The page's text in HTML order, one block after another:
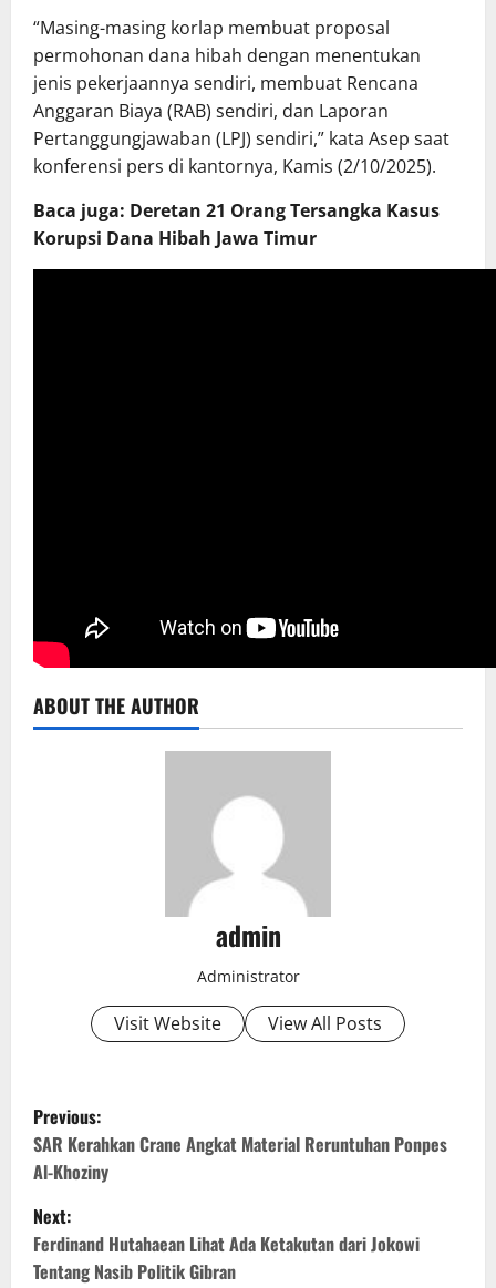
“Masing-masing korlap membuat proposal
permohonan dana hibah dengan menentukan
jenis pekerjaannya sendiri, membuat Rencana
Anggaran Biaya (RAB) sendiri, dan Laporan
Pertanggungjawaban (LPJ) sendiri,” kata Asep saat
konferensi pers di kantornya, Kamis (2/10/2025).
Baca juga: Deretan 21 Orang Tersangka Kasus
Korupsi Dana Hibah Jawa Timur
ABOUT THE AUTHOR
admin
Administrator
Visit Website View All Posts
P
o
s
t
Previous:
SAR Kerahkan Crane Angkat Material Reruntuhan Ponpes
Al-Khoziny
Next:
Ferdinand Hutahaean Lihat Ada Ketakutan dari Jokowi
Tentang Nasib Politik Gibran